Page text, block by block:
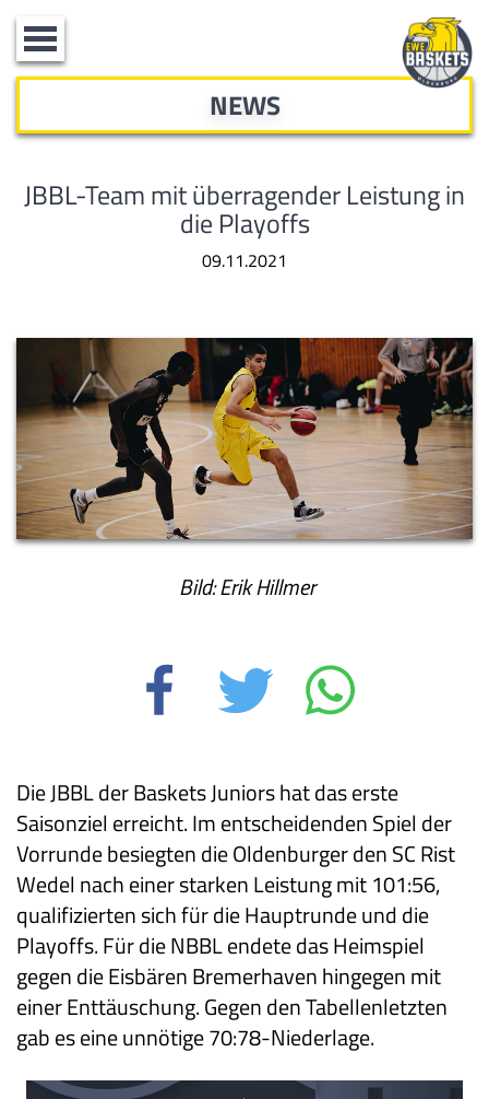
Toggle
navigation
NEWS
JBBL-Team mit überragender Leistung in
die Playoffs
09.11.2021
Bild: Erik Hillmer
Die JBBL der Baskets Juniors hat das erste
Saisonziel erreicht. Im entscheidenden Spiel der
Vorrunde besiegten die Oldenburger den SC Rist
Wedel nach einer starken Leistung mit 101:56,
qualifizierten sich für die Hauptrunde und die
Playoffs. Für die NBBL endete das Heimspiel
gegen die Eisbären Bremerhaven hingegen mit
einer Enttäuschung. Gegen den Tabellenletzten
gab es eine unnötige 70:78-Niederlage.